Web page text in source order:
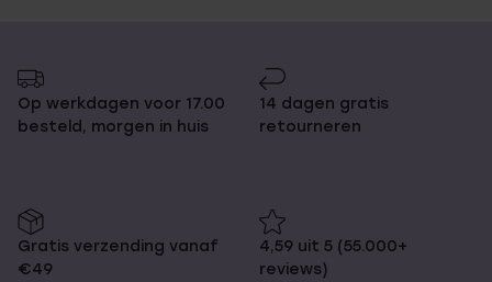
Op werkdagen voor 17.00
besteld, morgen in huis
14 dagen gratis
retourneren
Gratis verzending vanaf
€49
4,59 uit 5 (55.000+
reviews)